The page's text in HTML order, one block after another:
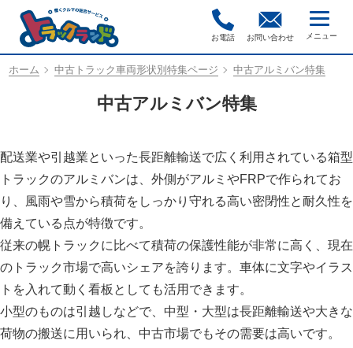
お電話 お問い合わせ
ホーム 中古トラック車両形状別特集ページ 中古アルミバン特集
中古アルミバン特集
配送業や引越業といった長距離輸送で広く利用されている箱型
トラックのアルミバンは、外側がアルミやFRPで作られてお
り、風雨や雪から積荷をしっかり守れる高い密閉性と耐久性を
備えている点が特徴です。
従来の幌トラックに比べて積荷の保護性能が非常に高く、現在
のトラック市場で高いシェアを誇ります。車体に文字やイラス
トを入れて動く看板としても活用できます。
小型のものは引越しなどで、中型・大型は長距離輸送や大きな
荷物の搬送に用いられ、中古市場でもその需要は高いです。